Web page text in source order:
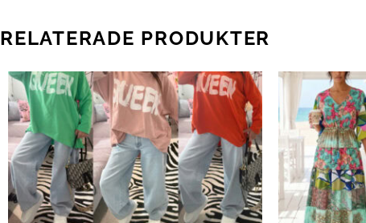
RELATERADE PRODUKTER